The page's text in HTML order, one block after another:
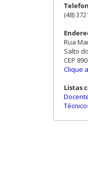
(48)
Rua
Salto
CEP
Clique
Listas